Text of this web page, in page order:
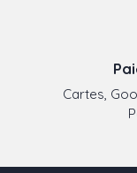
Cartes,